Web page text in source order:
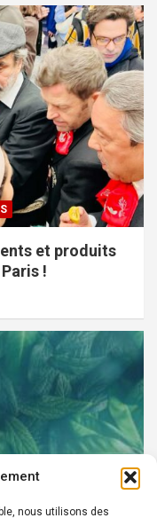
nous utilisons des
et produits
!